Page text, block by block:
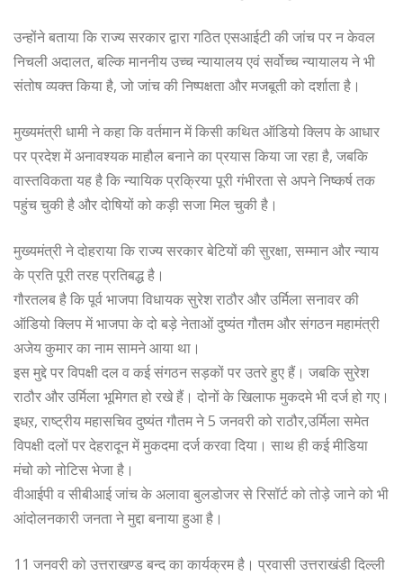
उन्होंने बताया कि राज्य सरकार द्वारा गठित एसआईटी की जांच पर न केवल
निचली अदालत, बल्कि माननीय उच्च न्यायालय एवं सर्वोच्च न्यायालय ने भी
संतोष व्यक्त किया है, जो जांच की निष्पक्षता और मजबूती को दर्शाता है।
मुख्यमंत्री धामी ने कहा कि वर्तमान में किसी कथित ऑडियो क्लिप के आधार
पर प्रदेश में अनावश्यक माहौल बनाने का प्रयास किया जा रहा है, जबकि
वास्तविकता यह है कि न्यायिक प्रक्रिया पूरी गंभीरता से अपने निष्कर्ष तक
पहुंच चुकी है और दोषियों को कड़ी सजा मिल चुकी है।
मुख्यमंत्री ने दोहराया कि राज्य सरकार बेटियों की सुरक्षा, सम्मान और न्याय
के प्रति पूरी तरह प्रतिबद्ध है।
गौरतलब है कि पूर्व भाजपा विधायक सुरेश राठौर और उर्मिला सनावर की
ऑडियो क्लिप में भाजपा के दो बड़े नेताओं दुष्यंत गौतम और संगठन महामंत्री
अजेय कुमार का नाम सामने आया था।
इस मुद्दे पर विपक्षी दल व कई संगठन सड़कों पर उतरे हुए हैं। जबकि सुरेश
राठौर और उर्मिला भूमिगत हो रखे हैं। दोनों के खिलाफ मुकदमे भी दर्ज हो गए।
इधऱ, राष्ट्रीय महासचिव दुष्यंत गौतम ने 5 जनवरी को राठौर,उर्मिला समेत
विपक्षी दलों पर देहरादून में मुकदमा दर्ज करवा दिया। साथ ही कई मीडिया
मंचो को नोटिस भेजा है।
वीआईपी व सीबीआई जांच के अलावा बुलडोजर से रिसॉर्ट को तोड़े जाने को भी
आंदोलनकारी जनता ने मुद्दा बनाया हुआ है।
11 जनवरी को उत्तराखण्ड बन्द का कार्यक्रम है। प्रवासी उत्तराखंडी दिल्ली